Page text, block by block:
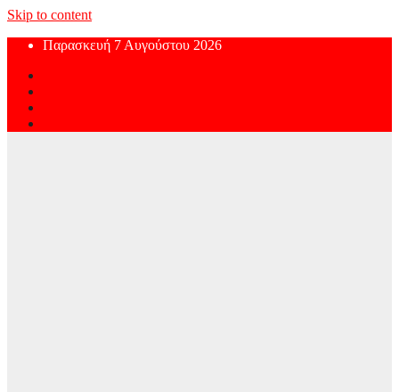
Skip to content
Παρασκευή 7 Αυγούστου 2026